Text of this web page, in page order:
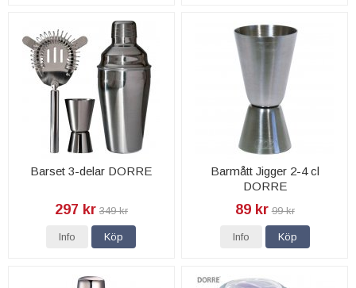
Barset 3-delar DORRE
297 kr 349 kr
Info Köp
Barmått Jigger 2-4 cl
DORRE
89 kr 99 kr
Info Köp